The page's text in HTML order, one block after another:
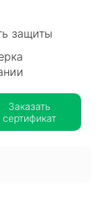
защиты
Заказать
сертификат